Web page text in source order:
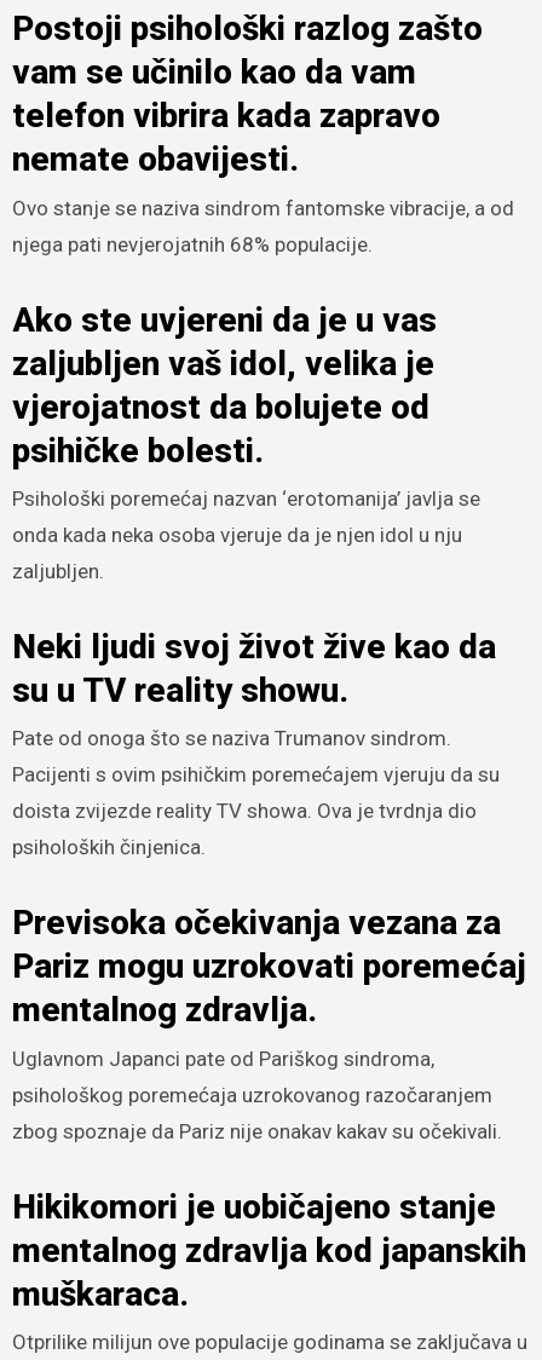
Postoji psihološki razlog zašto
vam se učinilo kao da vam
telefon vibrira kada zapravo
nemate obavijesti.
Ovo stanje se naziva sindrom fantomske vibracije, a od
njega pati nevjerojatnih 68% populacije.
Ako ste uvjereni da je u vas
zaljubljen vaš idol, velika je
vjerojatnost da bolujete od
psihičke bolesti.
Psihološki poremećaj nazvan ‘erotomanija’ javlja se
onda kada neka osoba vjeruje da je njen idol u nju
zaljubljen.
Neki ljudi svoj život žive kao da
su u TV reality showu.
Pate od onoga što se naziva Trumanov sindrom.
Pacijenti s ovim psihičkim poremećajem vjeruju da su
doista zvijezde reality TV showa. Ova je tvrdnja dio
psiholoških činjenica.
Previsoka očekivanja vezana za
Pariz mogu uzrokovati poremećaj
mentalnog zdravlja.
Uglavnom Japanci pate od Pariškog sindroma,
psihološkog poremećaja uzrokovanog razočaranjem
zbog spoznaje da Pariz nije onakav kakav su očekivali.
Hikikomori je uobičajeno stanje
mentalnog zdravlja kod japanskih
muškaraca.
Otprilike milijun ove populacije godinama se zaključava u